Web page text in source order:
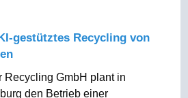
gestütztes Recycling von
Recycling GmbH plant in
den Betrieb einer